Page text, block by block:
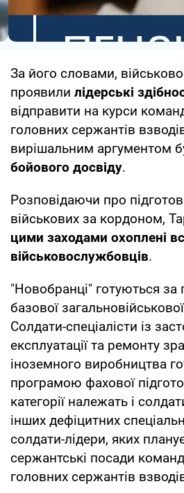
За його словами,
проявили лідерські
відправити на курси
головних сержантів
вирішальним аргументом
бойового досвіду.
Розповідаючи про
військових за кордоном,
цими заходами охоплені
військовослужбовців.
"Новобранці" готуються
базової
Солдати-спеціалісти із
експлуатації та ремонту
іноземного виробництва
програмою фахової
категорії належать і
інших дефіцитних
солдати-лідери, яких
сержантські посади
головних сержантів